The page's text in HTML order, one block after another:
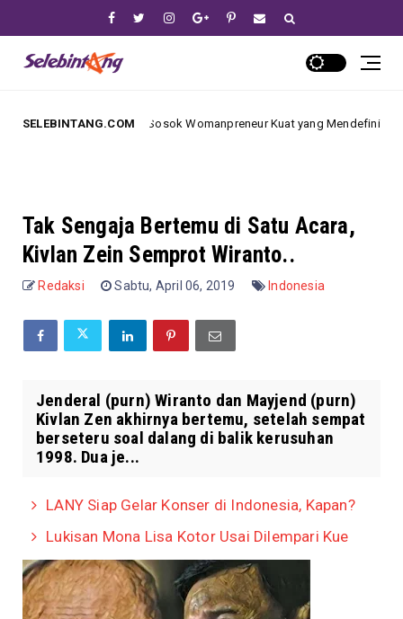
SELEBINTANG.COM
Farasya: Sosok Womanpreneur Kuat yang Mendefinisikan Ulang
Tak Sengaja Bertemu di Satu Acara,
Kivlan Zein Semprot Wiranto..
Redaksi Sabtu, April 06, 2019 Indonesia
Jenderal (purn) Wiranto dan Mayjend (purn)
Kivlan Zen akhirnya bertemu, setelah sempat
berseteru soal dalang di balik kerusuhan
1998. Dua je...
LANY Siap Gelar Konser di Indonesia, Kapan?
Lukisan Mona Lisa Kotor Usai Dilempari Kue